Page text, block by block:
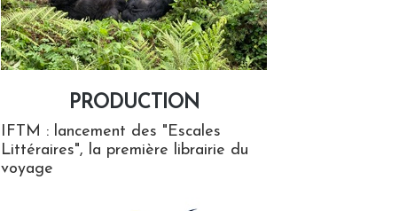
PRODUCTION
IFTM : lancement des "Escales
Littéraires", la première librairie du
voyage